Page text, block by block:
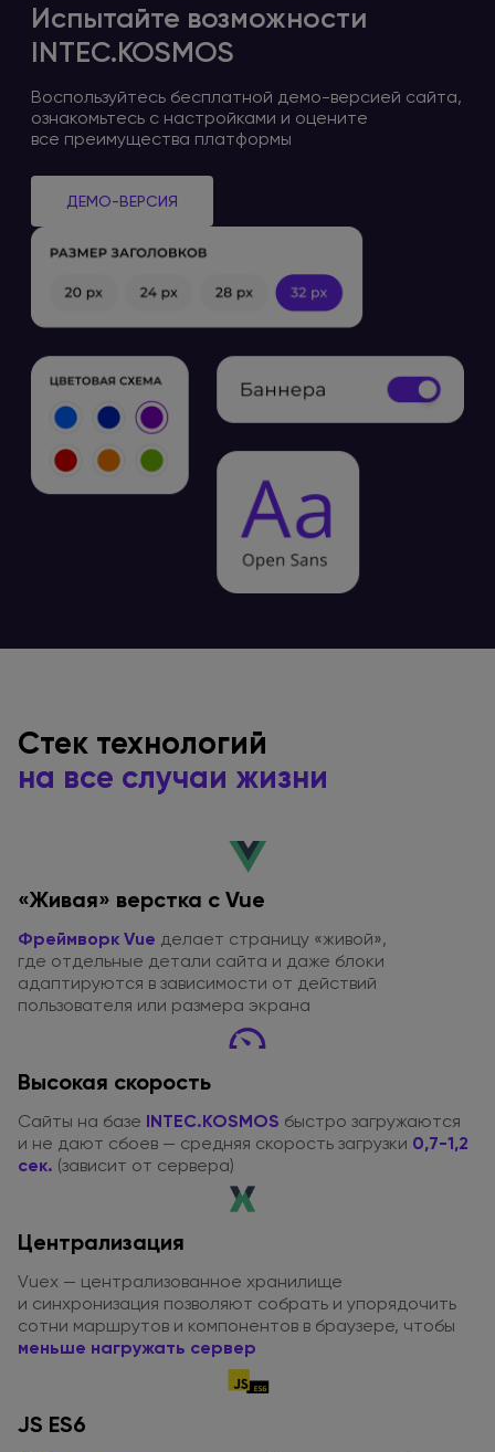
Испытайте возможности
INTEC.KOSMOS
Воспользуйтесь бесплатной демо-версией сайта,
ознакомьтесь с настройками и оцените
все преимущества платформы
ДЕМО-ВЕРСИЯ
Стек технологий
на все случаи жизни
«Живая» верстка с Vue
Фреймворк Vue делает страницу «живой»,
где отдельные детали сайта и даже блоки
адаптируются в зависимости от действий
пользователя или размера экрана
Высокая скорость
Сайты на базе INTEC.KOSMOS быстро загружаются
и не дают сбоев — средняя скорость загрузки 0,7-1,2
сек. (зависит от сервера)
Централизация
Vuex — централизованное хранилище
и синхронизация позволяют собрать и упорядочить
сотни маршрутов и компонентов в браузере, чтобы
меньше нагружать сервер
JS ES6